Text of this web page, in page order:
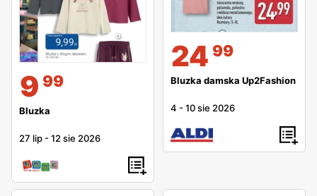
9 99
Bluzka
27 lip -12 sie 2026
24 99
Bluzka damska Up2Fashion
4 -10 sie 2026